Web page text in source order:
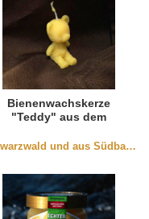
Bienenwachskerze
"Teddy" aus dem
Schwarzwald und aus Südbaden